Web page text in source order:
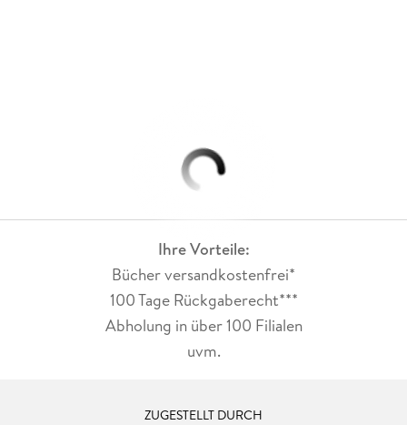
Ihre Vorteile:
Bücher versandkostenfrei*
100 Tage Rückgaberecht***
Abholung in über 100 Filialen
uvm.
ZUGESTELLT DURCH